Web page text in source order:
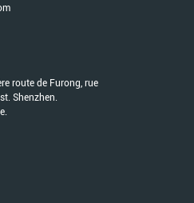
route de Furong, rue
Shenzhen.